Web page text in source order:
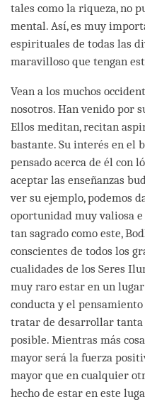
tales como la riqueza, no
mental. Así, es muy
espirituales de todas las
maravilloso que tengan
Vean a los muchos
nosotros. Han venido por
Ellos meditan, recitan
bastante. Su interés en el
pensado acerca de él con
aceptar las enseñanzas
ver su ejemplo, podemos
oportunidad muy valiosa
tan sagrado como este,
conscientes de todos los
cualidades de los Seres
muy raro estar en un
conducta y el
tratar de desarrollar tanta
posible. Mientras más
mayor será la fuerza
mayor que en cualquier
hecho de estar en este